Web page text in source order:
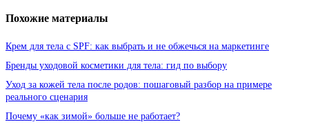
Похожие материалы
Крем для тела с SPF: как выбрать и не обжечься на маркетинге
Бренды уходовой косметики для тела: гид по выбору
Уход за кожей тела после родов: пошаговый разбор на примере
реального сценария
Почему «как зимой» больше не работает?